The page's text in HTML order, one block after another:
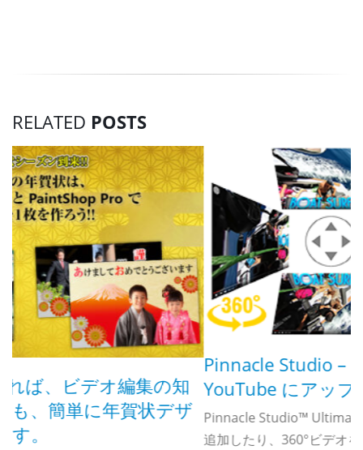
RELATED POSTS
Pinnacle Studio – 360°ビデオを編集して
YouTube にアップロード
Pinnacle Studio™ Ultimateは、360°ビデオにタイトルを
追加したり、360°ビデオを標準ビデオに変換してビューパ